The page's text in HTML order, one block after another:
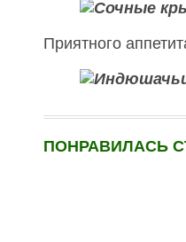
Приятного
ПОНРАВИЛАСЬ